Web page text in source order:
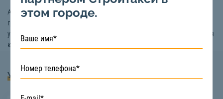
Аренда самосвала 15 тонн в Волгограде для перевозки различного
груза доступна на сайте «СтройТакси». Здесь вы можете заказать
услуги перевозки по выгодной цене с опытным экипажем. Подробная
консультация по телефону:
Услуги
этом городе.